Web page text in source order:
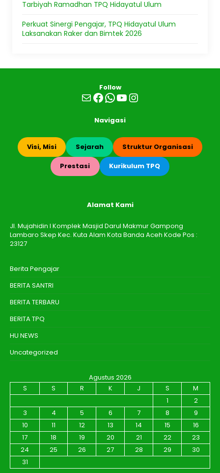
Tarbiyah Ramadhan TPQ Hidayatul Ulum
Perkuat Sinergi Pengajar, TPQ Hidayatul Ulum
Laksanakan Raker dan Bimtek 2026
Follow
MailFacebook
WhatsApp
YouTube
Instagram
Navigasi
Visi, Misi Sejarah Struktur Organisasi
Prestasi Kurikulum TPQ
Alamat Kami
Jl. Mujahidin I Komplek Masjid Darul Makmur Gampong
Lambaro Skep Kec. Kuta Alam Kota Banda Aceh Kode Pos :
23127
Berita Pengajar
BERITA SANTRI
BERITA TERBARU
BERITA TPQ
HU NEWS
Uncategorized
Agustus 2026
S
S R K J S
M
1
2
3
4 5 6 7 8
9
10
11 12 13 14 15
16
17
18 19 20 21 22
23
24
25 26 27 28 29
30
31